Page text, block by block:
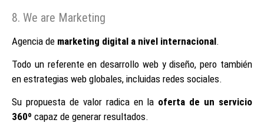
8. We are Marketing
Agencia de marketing digital a nivel internacional.
Todo un referente en desarrollo web y diseño, pero también
en estrategias web globales, incluidas redes sociales.
Su propuesta de valor radica en la oferta de un servicio
360º capaz de generar resultados.